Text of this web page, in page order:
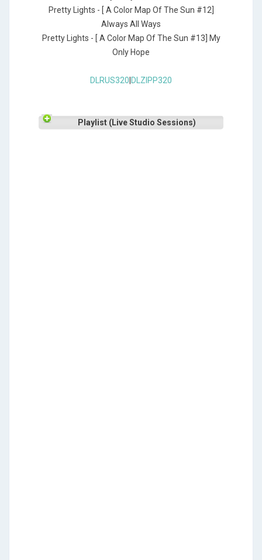
Pretty Lights - [ A Color Map Of The Sun #12]
Always All Ways
Pretty Lights - [ A Color Map Of The Sun #13] My
Only Hope
DLRUS320 DLZIPP320
Playlist (Live Studio Sessions)